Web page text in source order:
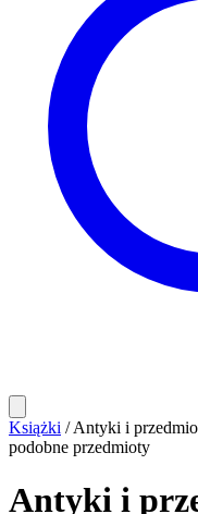
Książki / Antyki i
podobne przedmioty
Antyki i